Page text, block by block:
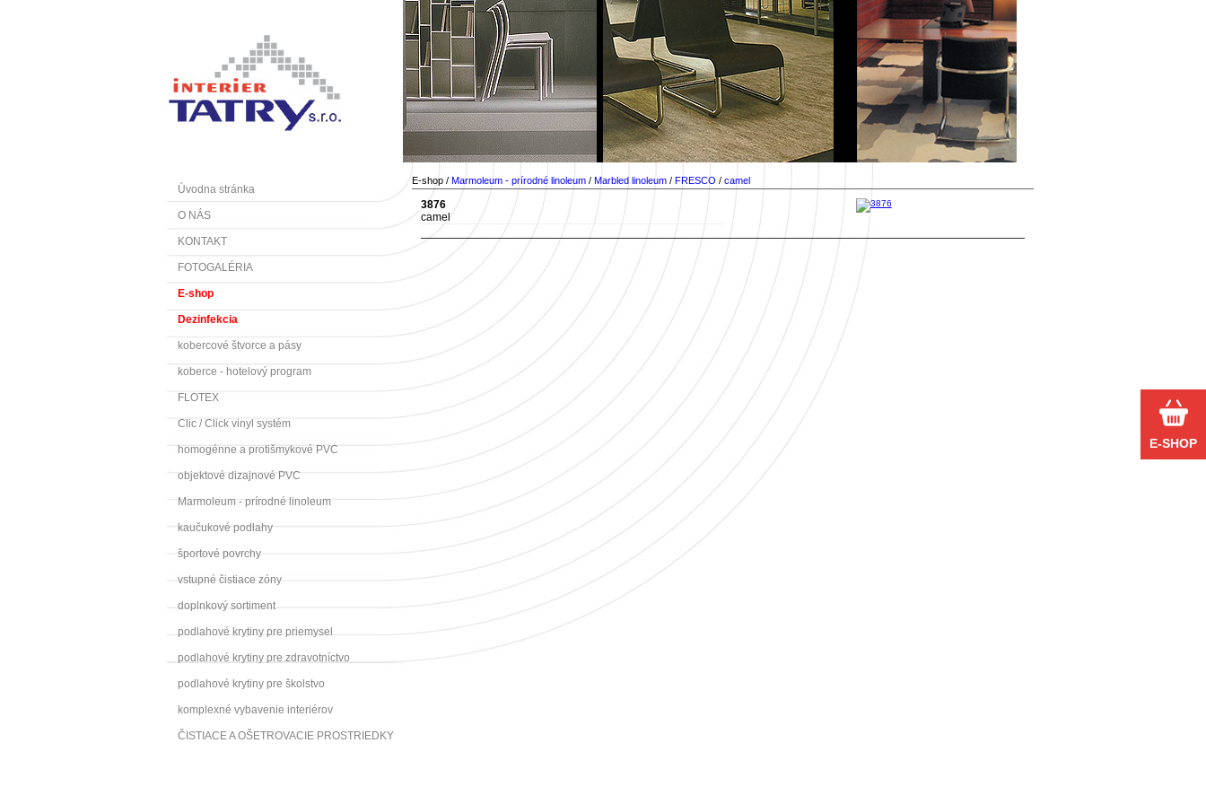
Úvodna stránka
O NÁS
KONTAKT
FOTOGALÉRIA
E-shop
Dezinfekcia
kobercové štvorce a pásy
koberce - hotelový program
FLOTEX
Clic / Click vinyl systém
homogénne a protišmykové PVC
objektové dizajnové PVC
Marmoleum - prírodné linoleum
kaučukové podlahy
športové povrchy
vstupné čistiace zóny
doplnkový sortiment
podlahové krytiny pre priemysel
podlahové krytiny pre zdravotníctvo
podlahové krytiny pre školstvo
komplexné vybavenie interiérov
ČISTIACE A OŠETROVACIE PROSTRIEDKY
E-shop / Marmoleum - prírodné linoleum / Marbled linoleum / FRESCO / camel
3876
camel
E-SHOP